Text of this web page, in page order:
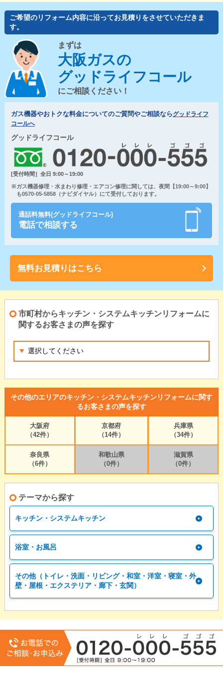
ご希望のリフォーム内容に沿ってお見積りをさせていただきま
す。
まずは
大阪ガスの
グッドライフコール
にご相談ください！
ガス機器やおトクな料金についてのご質問やご相談ならグッドライフ
コールへ
グッドライフコール
[受付時間］全日 9:00～19:00
※ガス機器修理・水まわり修理・エアコン修理に関しては、夜間【19:00～9:00】
も0570-05-5858（ナビダイヤル）にて受付しております。
通話料無料(グッドライフコール)
電話で相談する
無料お見積りはこちら
市町村からキッチン・システムキッチンリフォームに
関するお客さまの声を探す
その他のエリアのキッチン・システムキッチンリフォームに関す
るお客さまの声を探す
大阪府
（42件）
京都府
（14件）
兵庫県
（34件）
奈良県
（6件）
和歌山県
（0件）
滋賀県
（0件）
テーマから探す
キッチン・システムキッチン
浴室・お風呂
その他（トイレ・洗面・リビング・和室・洋室・寝室・外
壁・屋根・エクステリア・廊下・玄関）